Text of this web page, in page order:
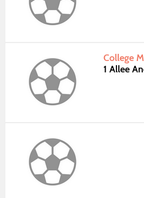
College
1 Allee